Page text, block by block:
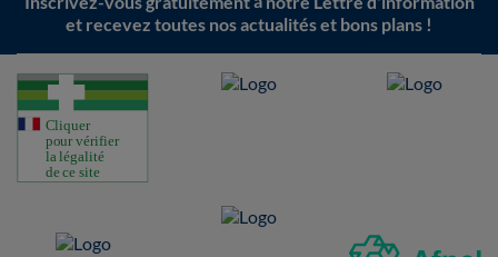
et recevez toutes nos actualités et bons plans !